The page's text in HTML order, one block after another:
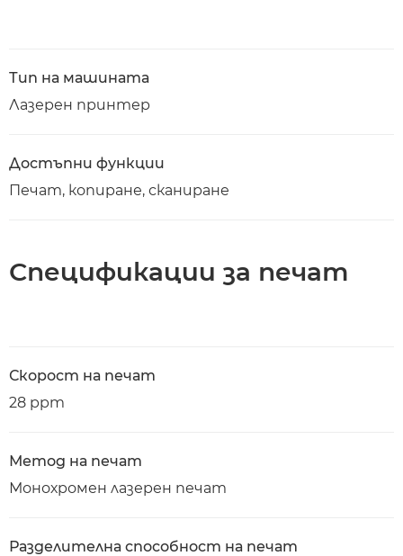
Тип на машината
Лазерен принтер
Достъпни функции
Печат, копиране, сканиране
Спецификации за печат
Скорост на печат
28 ppm
Метод на печат
Монохромен лазерен печат
Разделителна способност на печат